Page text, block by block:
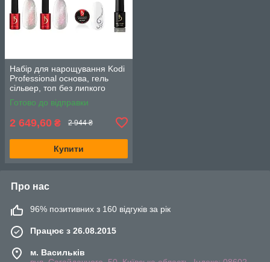
Набір для нарощування Kodi
Professional основа, гель
сільвер, топ без липкого
шару, гель лаки GG Cat 5шт.
по 7мл.
Готово до відправки
2 649,60 ₴ 2 944 ₴
Купити
Про нас
96% позитивних з 160 відгуків за рік
Працює з 26.08.2015
м. Васильків